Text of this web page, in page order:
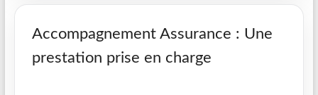
Accompagnement Assurance : Une
prestation prise en charge